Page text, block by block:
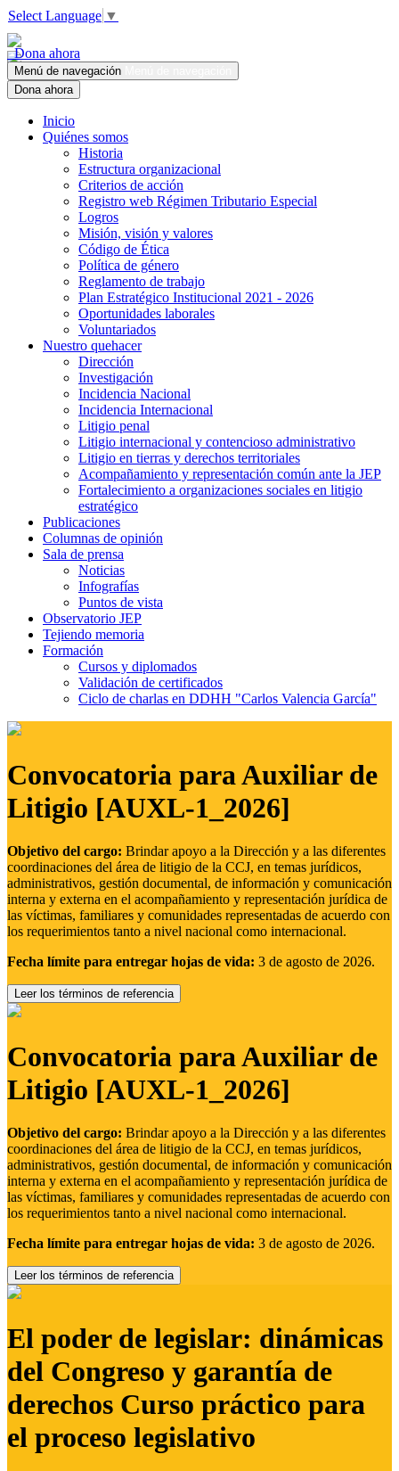
Select Language ▼
Dona ahora
Menú de navegación
Dona ahora
Inicio
Quiénes somos
Historia
Estructura organizacional
Criterios de acción
Registro web Régimen Tributario Especial
Logros
Misión, visión y valores
Código de Ética
Política de género
Reglamento de trabajo
Plan Estratégico Institucional 2021 - 2026
Oportunidades laborales
Voluntariados
Nuestro quehacer
Dirección
Investigación
Incidencia Nacional
Incidencia Internacional
Litigio penal
Litigio internacional y contencioso administrativo
Litigio en tierras y derechos territoriales
Acompañamiento y representación común ante la JEP
Fortalecimiento a organizaciones sociales en litigio
estratégico
Publicaciones
Columnas de opinión
Sala de prensa
Noticias
Infografías
Puntos de vista
Observatorio JEP
Tejiendo memoria
Formación
Cursos y diplomados
Validación de certificados
Ciclo de charlas en DDHH "Carlos Valencia García"
Convocatoria para Auxiliar de
Litigio [AUXL-1_2026]
Objetivo del cargo: Brindar apoyo a la Dirección y a las diferentes
coordinaciones del área de litigio de la CCJ, en temas jurídicos,
administrativos, gestión documental, de información y comunicación
interna y externa en el acompañamiento y representación jurídica de
las víctimas, familiares y comunidades representadas de acuerdo con
los requerimientos tanto a nivel nacional como internacional.
Fecha límite para entregar hojas de vida: 3 de agosto de 2026.
Leer los términos de referencia
Convocatoria para Auxiliar de
Litigio [AUXL-1_2026]
Objetivo del cargo: Brindar apoyo a la Dirección y a las diferentes
coordinaciones del área de litigio de la CCJ, en temas jurídicos,
administrativos, gestión documental, de información y comunicación
interna y externa en el acompañamiento y representación jurídica de
las víctimas, familiares y comunidades representadas de acuerdo con
los requerimientos tanto a nivel nacional como internacional.
Fecha límite para entregar hojas de vida: 3 de agosto de 2026.
Leer los términos de referencia
El poder de legislar: dinámicas
del Congreso y garantía de
derechos Curso práctico para
el proceso legislativo